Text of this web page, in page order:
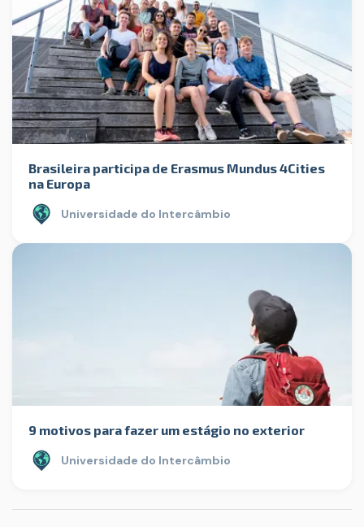
Brasileira participa de Erasmus Mundus 4Cities
na Europa
Universidade do Intercâmbio
9 motivos para fazer um estágio no exterior
Universidade do Intercâmbio